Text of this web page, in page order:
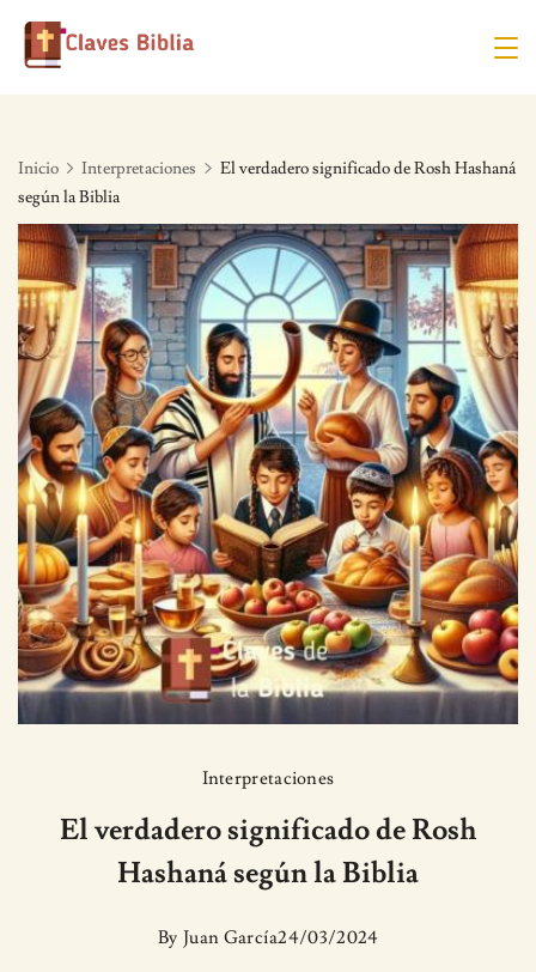
Skip
Inicio Interpretaciones
El verdadero significado de Rosh Hashaná
según la Biblia
Interpretaciones
El verdadero significado de Rosh
Hashaná según la Biblia
By Juan García24/03/2024